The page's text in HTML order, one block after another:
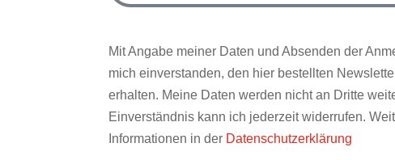
Mit Angabe meiner Daten und Absenden der
mich einverstanden, den hier bestellten
erhalten. Meine Daten werden nicht an Dritte
Einverständnis kann ich jederzeit widerrufen.
Informationen in der Datenschutzerklärung